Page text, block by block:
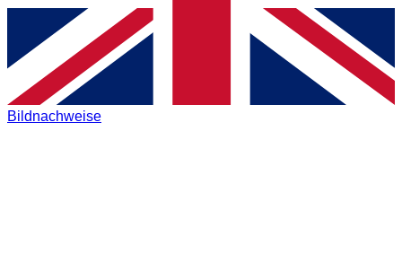
Bildnachweise